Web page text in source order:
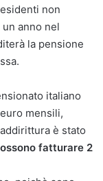
non
anno nel
la pensione
italiano
mensili,
è stato
fatturare 2